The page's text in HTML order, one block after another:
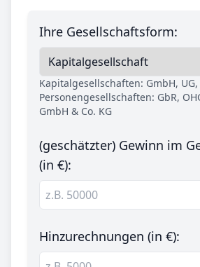
Ihre Gesellschaftsform:
Kapitalgesellschaften: GmbH, UG,
Personengesellschaften: GbR,
GmbH & Co. KG
(geschätzter) Gewinn im
(in €):
Hinzurechnungen (in €):